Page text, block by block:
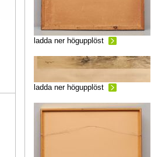
ladda ner högupplöst
ladda ner högupplöst